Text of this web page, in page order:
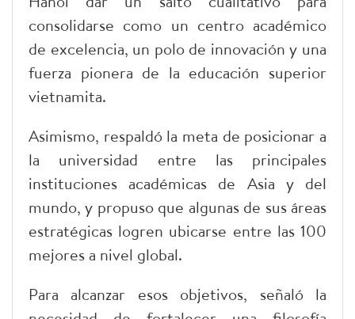
consolidarse como un centro académico
de excelencia, un polo de innovación y una
fuerza pionera de la educación superior
vietnamita.
Asimismo, respaldó la meta de posicionar a
la universidad entre las principales
instituciones académicas de Asia y del
mundo, y propuso que algunas de sus áreas
estratégicas logren ubicarse entre las 100
mejores a nivel global.
Para alcanzar esos objetivos, señaló la